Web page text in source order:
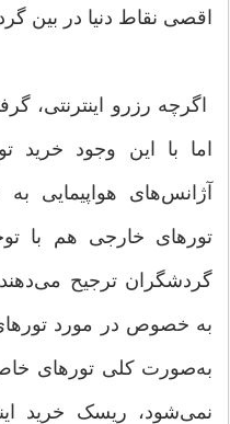
اقصی نقاط دنیا در بین
اگرچه رزرو اینترنتی،
اما با این وجود خرید
آژانس‌های هواپیمایی
تورهای خارجی هم با
گردشگران ترجیح
به خصوص در مورد تورهای
به‌صورت کلی تورهای
نمی‌شود، ریسک خرید